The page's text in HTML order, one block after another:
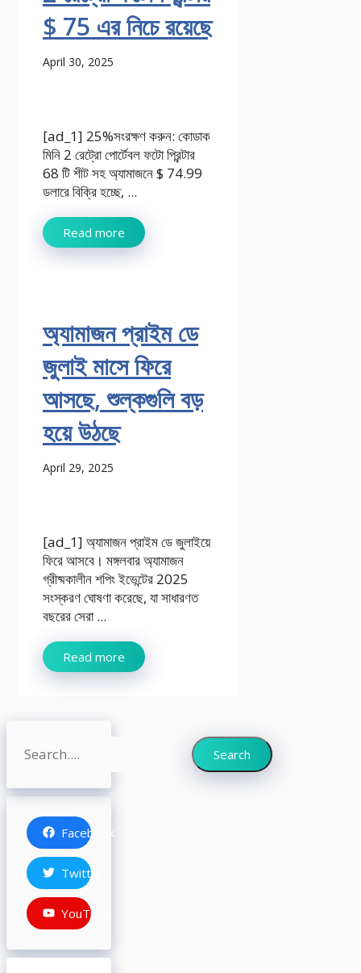
$ 75 এর নিচে রয়েছে
April 30, 2025
[ad_1] 25%সংরক্ষণ করুন: কোডাক
মিনি 2 রেট্রো পোর্টেবল ফটো প্রিন্টার
68 টি শীট সহ অ্যামাজনে $ 74.99
ডলারে বিক্রি হচ্ছে, ...
Read more
অ্যামাজন প্রাইম ডে
জুলাই মাসে ফিরে
আসছে, শুল্কগুলি বড়
হয়ে উঠছে
April 29, 2025
[ad_1] অ্যামাজন প্রাইম ডে জুলাইয়ে
ফিরে আসবে। মঙ্গলবার অ্যামাজন
গ্রীষ্মকালীন শপিং ইভেন্টের 2025
সংস্করণ ঘোষণা করেছে, যা সাধারণত
বছরের সেরা ...
Read more
Search Search
Facebook
Twitter
YouTube